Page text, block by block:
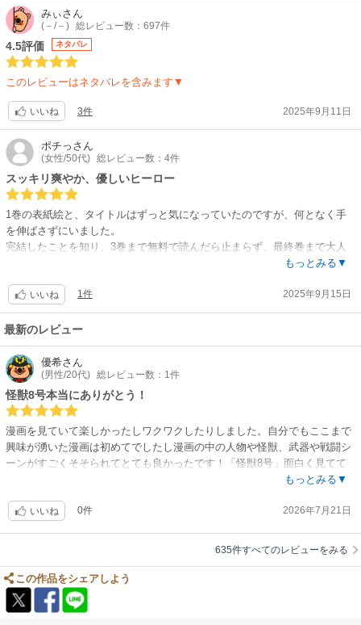
ょうか。
私は割と大きな端末で、電子書籍で買って読んでるのですが、最近の端末
はスリムで縦長傾向にあり、携帯する利便性から小さな端末の方も多いで
しょうから、コマ数が少ないと絵柄や文字も大きくて大変読み易くはなる
ってより嬉しいです。
内容そのものは100点満点じゃ足りないくらい最高に面白いです！モノク
ロ絵もカラー絵も美しく大変満足しているので、かなりオススメの作品で
す！アニメ2期も楽しみにしています！◜ω◝
みぃさん
(－/－) 総レビュー数：697件
4.5評価 ネタバレ
このレビューはネタバレを含みます▼
いいね 3件 2025年9月11日
ポチっ さん
(女性/50代) 総レビュー数：4件
スッキリ爽やか、優しいヒーロー
1巻の表紙絵と、タイトルはずっと気になっていたのですが、何となく手
を伸ばさずにいました。
完結したことを知り、3巻まで無料で読んだら止まらず、最終巻まで大人
けたいと思ったからです。
少年マンガらしい、魅力溢れる仲間たちと、かわいくて格好良いヒロイ
ン、それぞれ鬱屈した想いを抱えつつも、共通の敵に向かって真っ直ぐ立
ち向かう姿は本当に爽やかです。
カフカが一見うだつの上がらないおじさん、というのも感情移入してしま
った理由かもしれません。敵の怪獣たちにも個性があり、憎みきれない部
分もあって、奥深い物語でした。
後味スッキリ、優しいヒーローに元気をもらえる良作だと思います！！
アニメも途中から追いかけていますが、さらに深みと迫力を増していて面
白いです。
もっとみる▼
いいね 1件 2025年9月15日
最新のレビュー
優希さん
(男性/20代) 総レビュー数：1件
怪獣8号本当にありがとう！
漫画を見ていて楽しかったしワクワクしたりしました。自分でもここまで
興味が湧いた漫画は初めてでしたし漫画の中の人物や怪獣、武器や戦闘シ
ーンがすごくそそられてとても良かったです！「怪獣8号」面白く見てて
もっとみる▼
いいね 0件 2026年7月21日
635件すべてのレビューをみる
この作品をシェアしよう